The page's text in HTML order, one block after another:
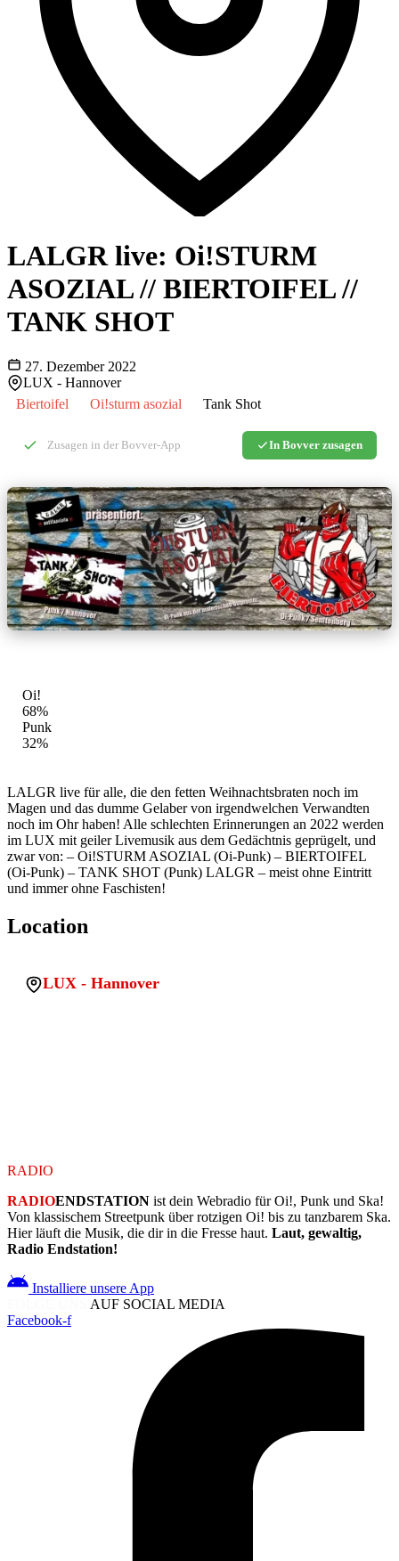
LALGR live: Oi!STURM
ASOZIAL // BIERTOIFEL //
TANK SHOT
27. Dezember 2022
LUX - Hannover
Biertoifel
Oi!sturm asozial Tank Shot
Zusagen in der Bovver-App In Bovver zusagen
Oi!
68%
Punk
32%
LALGR live für alle, die den fetten Weihnachtsbraten noch im
Magen und das dumme Gelaber von irgendwelchen Verwandten
noch im Ohr haben! Alle schlechten Erinnerungen an 2022 werden
im LUX mit geiler Livemusik aus dem Gedächtnis geprügelt, und
zwar von: – Oi!STURM ASOZIAL (Oi-Punk) – BIERTOIFEL
(Oi-Punk) – TANK SHOT (Punk) LALGR – meist ohne Eintritt
und immer ohne Faschisten!
Location
LUX - Hannover
RADIO
RADIOENDSTATION ist dein Webradio für Oi!, Punk und Ska!
Von klassischem Streetpunk über rotzigen Oi! bis zu tanzbarem Ska.
Hier läuft die Musik, die dir in die Fresse haut. Laut, gewaltig,
Radio Endstation!
Installiere unsere App
AUF SOCIAL MEDIA
Facebook-f